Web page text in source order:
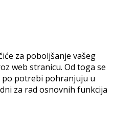
za poboljšanje vašeg
web stranicu. Od toga se
potrebi pohranjuju u
za rad osnovnih funkcija